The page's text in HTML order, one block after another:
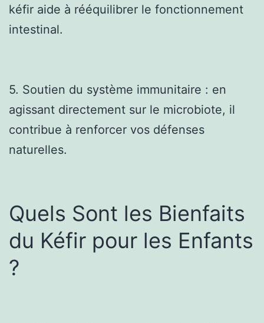
kéfir aide à rééquilibrer le fonctionnement
intestinal.
5. Soutien du système immunitaire : en
agissant directement sur le microbiote, il
contribue à renforcer vos défenses
naturelles.
Quels Sont les Bienfaits
du Kéfir pour les Enfants
?